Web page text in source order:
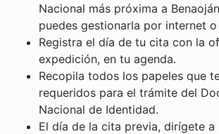
Nacional más próxima a
puedes gestionarla por internet
Registra el día de tu cita con la
expedición, en tu agenda.
Recopila todos los papeles que
requeridos para el trámite del
Nacional de Identidad.
El día de la cita previa, dirígete a